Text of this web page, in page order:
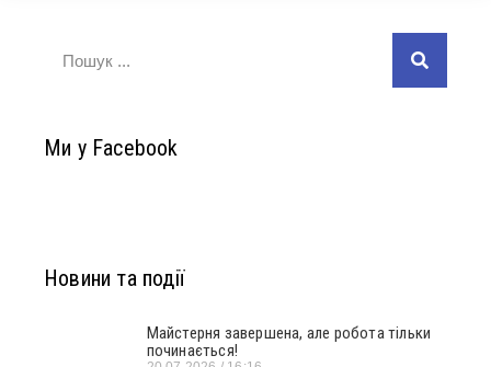
Ми у Facebook
Новини та події
Майстерня завершена, але робота тільки
починається!